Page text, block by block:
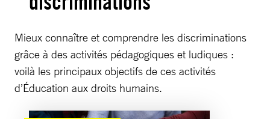
Mieux connaître et comprendre les discriminations
grâce à des activités pédagogiques et ludiques :
voilà les principaux objectifs de ces activités
d’Éducation aux droits humains.